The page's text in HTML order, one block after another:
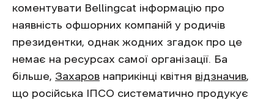
коментувати Bellingcat інформацію про
наявність офшорних компаній у родичів
президентки, однак жодних згадок про це
немає на ресурсах самої організації. Ба
більше, Захаров наприкінці квітня відзначив,
що російська ІПСО систематично продукує